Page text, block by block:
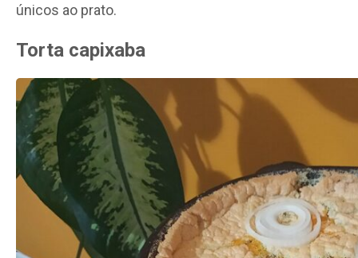
únicos ao prato.
Torta capixaba